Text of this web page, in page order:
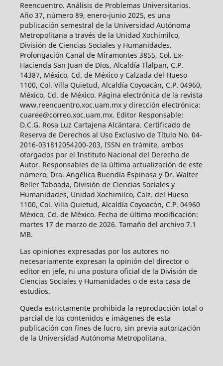
Reencuentro. Análisis de Problemas Universitarios.
Año 37, número 89, enero-junio 2025, es una
publicación semestral de la Universidad Autónoma
Metropolitana a través de la Unidad Xochimilco,
División de Ciencias Sociales y Humanidades.
Prolongación Canal de Miramontes 3855, Col. Ex-
Hacienda San Juan de Dios, Alcaldía Tlalpan, C.P.
14387, México, Cd. de México y Calzada del Hueso
1100, Col. Villa Quietud, Alcaldía Coyoacán, C.P. 04960,
México, Cd. de México. Página electrónica de la revista
www.reencuentro.xoc.uam.mx y dirección electrónica:
cuaree@correo.xoc.uam.mx. Editor Responsable:
D.C.G. Rosa Luz Cartajena Alcántara. Certificado de
Reserva de Derechos al Uso Exclusivo de Título No. 04-
2016-031812054200-203, ISSN en trámite, ambos
otorgados por el Instituto Nacional del Derecho de
Autor. Responsables de la última actualización de este
número, Dra. Angélica Buendía Espinosa y Dr. Walter
Beller Taboada, División de Ciencias Sociales y
Humanidades, Unidad Xochimilco, Calz. del Hueso
1100, Col. Villa Quietud, Alcaldía Coyoacán, C.P. 04960
México, Cd. de México. Fecha de última modificación:
martes 17 de marzo de 2026. Tamaño del archivo 7.1
MB.
Las opiniones expresadas por los autores no
necesariamente expresan la opinión del director o
editor en jefe, ni una postura oficial de la División de
Ciencias Sociales y Humanidades o de esta casa de
estudios.
Queda estrictamente prohibida la reproducción total o
parcial de los contenidos e imágenes de esta
publicación con fines de lucro, sin previa autorización
de la Universidad Autónoma Metropolitana.